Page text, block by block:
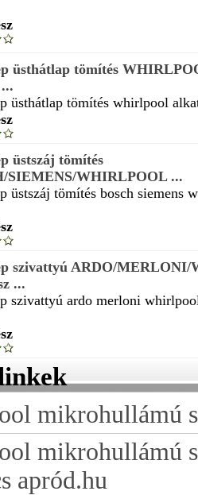
üsthátlap tömítés
üsthátlap tömítés whirlpool
üstszáj tömítés
SIEMENS/WHIRLPOOL ...
üstszáj tömítés bosch siemens
szivattyú ARDO/
...
szivattyú ardo merloni
mikrohullámú
mikrohullámú
apród.hu